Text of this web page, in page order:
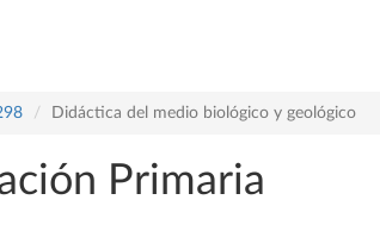
Didáctica del medio biológico y geológico
Primaria